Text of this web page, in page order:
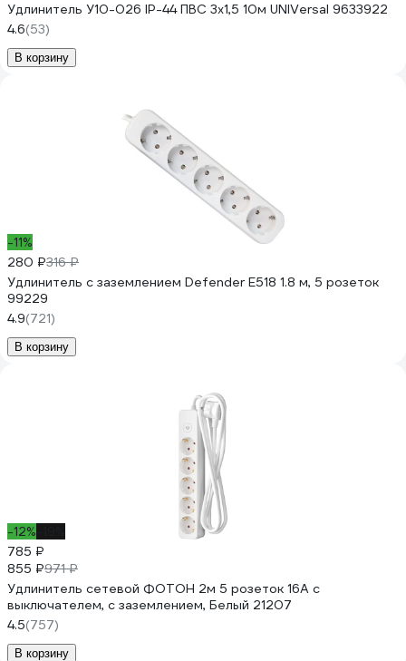
Удлинитель У10-026 IP-44 ПВС 3x1,5 10м UNIVersal 9633922
4.6(53)
В корзину
-11%
280 ₽316 ₽
Удлинитель с заземлением Defender E518 1.8 м, 5 розеток
99229
4.9(721)
В корзину
-12%
785 ₽
855 ₽971 ₽
Удлинитель сетевой ФОТОН 2м 5 розеток 16А с
выключателем, с заземлением, Белый 21207
4.5(757)
В корзину